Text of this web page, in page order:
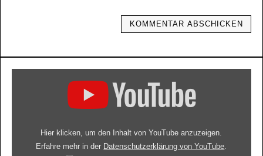
Hier klicken, um den Inhalt von YouTube anzuzeigen.
Erfahre mehr in der Datenschutzerklärung von YouTube.